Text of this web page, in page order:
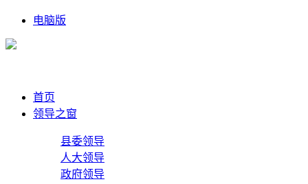
电脑版
首页
领导之窗
县委领导
人大领导
政府领导